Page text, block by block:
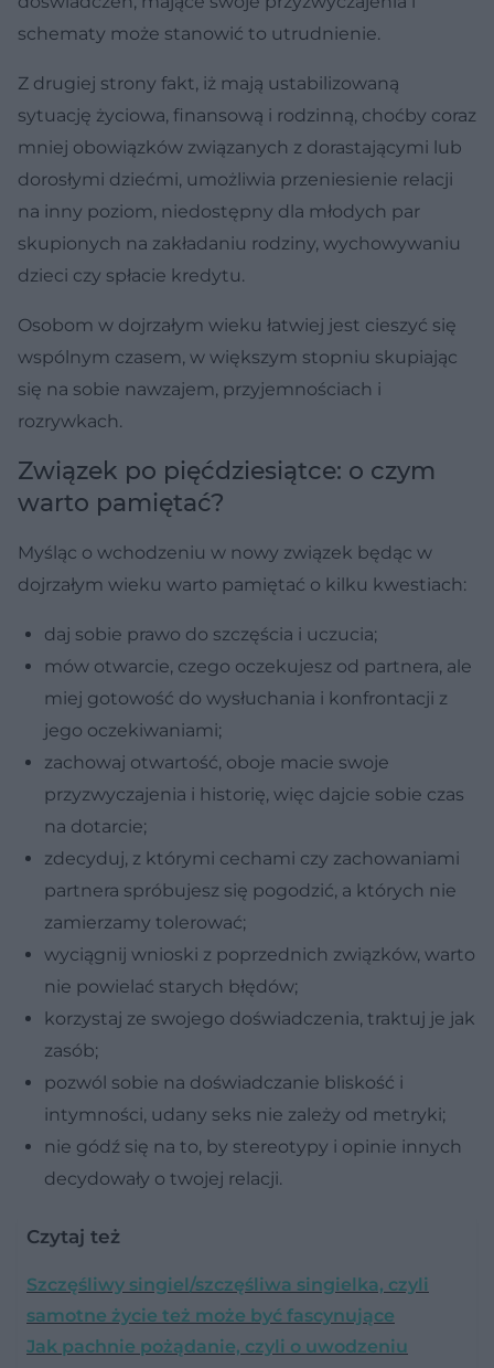
schematy może stanowić to utrudnienie.
Z drugiej strony fakt, iż mają ustabilizowaną
sytuację życiowa, finansową i rodzinną, choćby coraz
mniej obowiązków związanych z dorastającymi lub
dorosłymi dziećmi, umożliwia przeniesienie relacji
na inny poziom, niedostępny dla młodych par
skupionych na zakładaniu rodziny, wychowywaniu
dzieci czy spłacie kredytu.
Osobom w dojrzałym wieku łatwiej jest cieszyć się
wspólnym czasem, w większym stopniu skupiając
się na sobie nawzajem, przyjemnościach i
rozrywkach.
Związek po pięćdziesiątce: o czym
warto pamiętać?
Myśląc o wchodzeniu w nowy związek będąc w
dojrzałym wieku warto pamiętać o kilku kwestiach:
daj sobie prawo do szczęścia i uczucia;
mów otwarcie, czego oczekujesz od partnera, ale
miej gotowość do wysłuchania i konfrontacji z
jego oczekiwaniami;
zachowaj otwartość, oboje macie swoje
przyzwyczajenia i historię, więc dajcie sobie czas
na dotarcie;
zdecyduj, z którymi cechami czy zachowaniami
partnera spróbujesz się pogodzić, a których nie
zamierzamy tolerować;
wyciągnij wnioski z poprzednich związków, warto
nie powielać starych błędów;
korzystaj ze swojego doświadczenia, traktuj je jak
zasób;
pozwól sobie na doświadczanie bliskość i
intymności, udany seks nie zależy od metryki;
nie gódź się na to, by stereotypy i opinie innych
decydowały o twojej relacji.
Czytaj też
Szczęśliwy singiel/szczęśliwa singielka, czyli
samotne życie też może być fascynujące
Jak pachnie pożądanie, czyli o uwodzeniu